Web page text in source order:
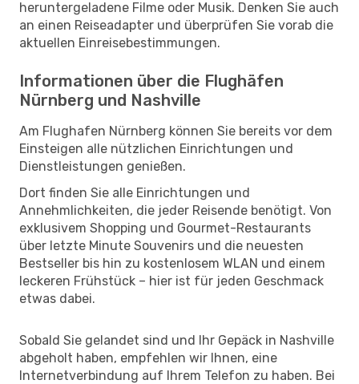
heruntergeladene Filme oder Musik. Denken Sie auch
an einen Reiseadapter und überprüfen Sie vorab die
aktuellen Einreisebestimmungen.
Informationen über die Flughäfen
Nürnberg und Nashville
Am Flughafen Nürnberg können Sie bereits vor dem
Einsteigen alle nützlichen Einrichtungen und
Dienstleistungen genießen.
Dort finden Sie alle Einrichtungen und
Annehmlichkeiten, die jeder Reisende benötigt. Von
exklusivem Shopping und Gourmet-Restaurants
über letzte Minute Souvenirs und die neuesten
Bestseller bis hin zu kostenlosem WLAN und einem
leckeren Frühstück – hier ist für jeden Geschmack
etwas dabei.
Sobald Sie gelandet sind und Ihr Gepäck in Nashville
abgeholt haben, empfehlen wir Ihnen, eine
Internetverbindung auf Ihrem Telefon zu haben. Bei